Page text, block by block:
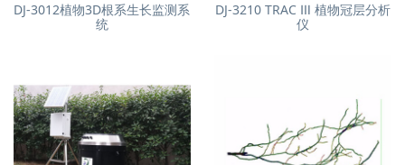
DJ-3012植物3D根系生长监测系
统
DJ-3210 TRAC Ⅲ 植物冠层分析
仪